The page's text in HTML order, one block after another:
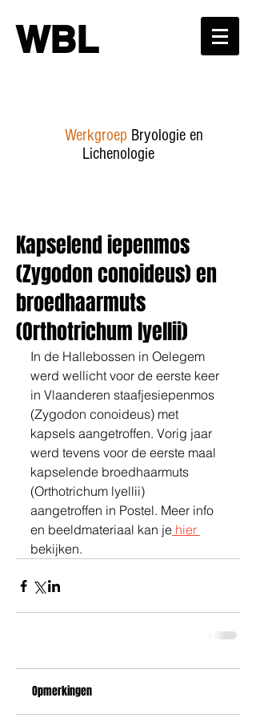
WBL
Werkgroep Bryologie en
Lichenologie
Kapselend iepenmos
(Zygodon conoideus) en
broedhaarmuts
(Orthotrichum lyellii)
In de Hallebossen in Oelegem
werd wellicht voor de eerste keer
in Vlaanderen staafjesiepenmos
(Zygodon conoideus) met
kapsels aangetroffen. Vorig jaar
werd tevens voor de eerste maal
kapselende broedhaarmuts
(Orthotrichum lyellii)
aangetroffen in Postel. Meer info
en beeldmateriaal kan je hier
bekijken.
Opmerkingen